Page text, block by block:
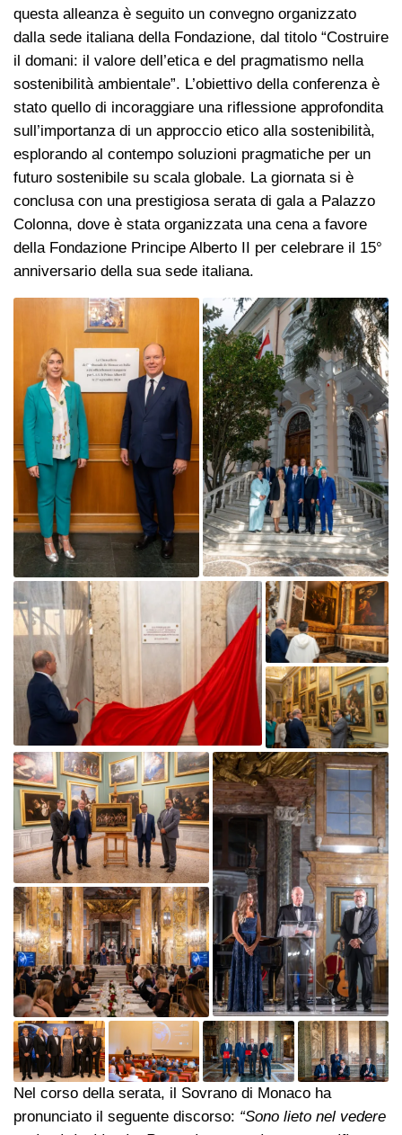
questa alleanza è seguito un convegno organizzato
dalla sede italiana della Fondazione, dal titolo “Costruire
il domani: il valore dell’etica e del pragmatismo nella
sostenibilità ambientale”. L’obiettivo della conferenza è
stato quello di incoraggiare una riflessione approfondita
sull’importanza di un approccio etico alla sostenibilità,
esplorando al contempo soluzioni pragmatiche per un
futuro sostenibile su scala globale. La giornata si è
conclusa con una prestigiosa serata di gala a Palazzo
Colonna, dove è stata organizzata una cena a favore
della Fondazione Principe Alberto II per celebrare il 15°
anniversario della sua sede italiana.
Nel corso della serata, il Sovrano di Monaco ha
pronunciato il seguente discorso: “Sono lieto nel vedere